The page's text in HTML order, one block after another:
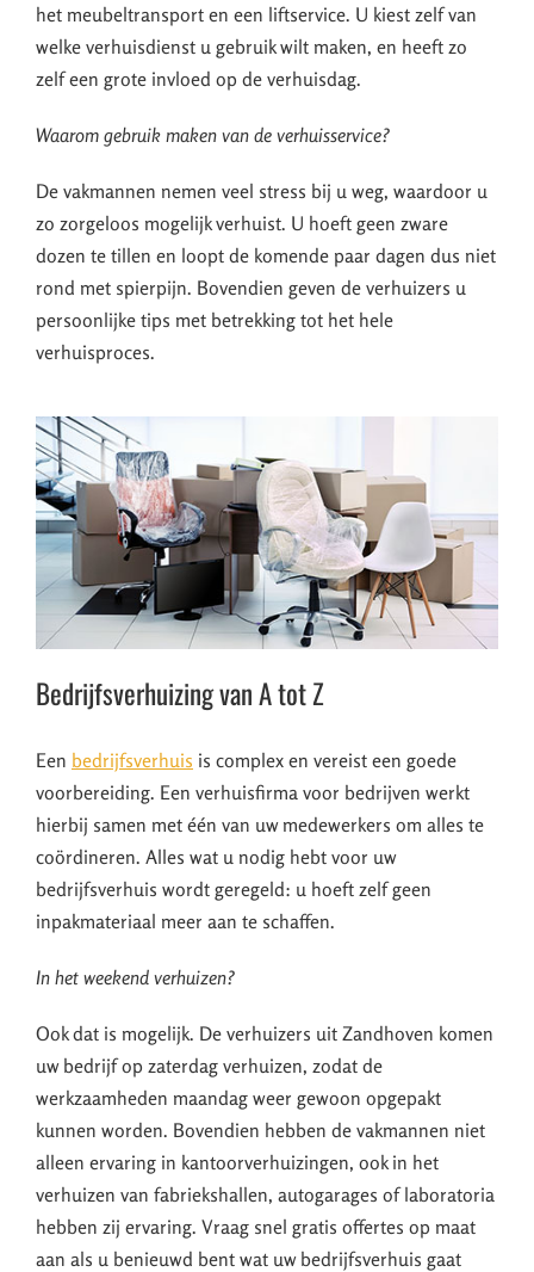
het meubeltransport en een liftservice. U kiest zelf van
welke verhuisdienst u gebruik wilt maken, en heeft zo
zelf een grote invloed op de verhuisdag.
Waarom gebruik maken van de verhuisservice?
De vakmannen nemen veel stress bij u weg, waardoor u
zo zorgeloos mogelijk verhuist. U hoeft geen zware
dozen te tillen en loopt de komende paar dagen dus niet
rond met spierpijn. Bovendien geven de verhuizers u
persoonlijke tips met betrekking tot het hele
verhuisproces.
Bedrijfsverhuizing van A tot Z
Een bedrijfsverhuis is complex en vereist een goede
voorbereiding. Een verhuisfirma voor bedrijven werkt
hierbij samen met één van uw medewerkers om alles te
coördineren. Alles wat u nodig hebt voor uw
bedrijfsverhuis wordt geregeld: u hoeft zelf geen
inpakmateriaal meer aan te schaffen.
In het weekend verhuizen?
Ook dat is mogelijk. De verhuizers uit Zandhoven komen
uw bedrijf op zaterdag verhuizen, zodat de
werkzaamheden maandag weer gewoon opgepakt
kunnen worden. Bovendien hebben de vakmannen niet
alleen ervaring in kantoorverhuizingen, ook in het
verhuizen van fabriekshallen, autogarages of laboratoria
hebben zij ervaring. Vraag snel gratis offertes op maat
aan als u benieuwd bent wat uw bedrijfsverhuis gaat